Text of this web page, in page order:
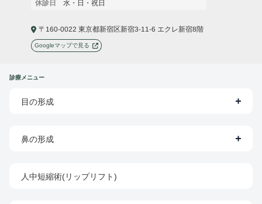
休診日 水・日・祝日
〒160-0022 東京都新宿区新宿3-11-6 エクレ新宿8階
Googleマップで見る
診療メニュー
目の形成
鼻の形成
人中短縮術(リップリフト)